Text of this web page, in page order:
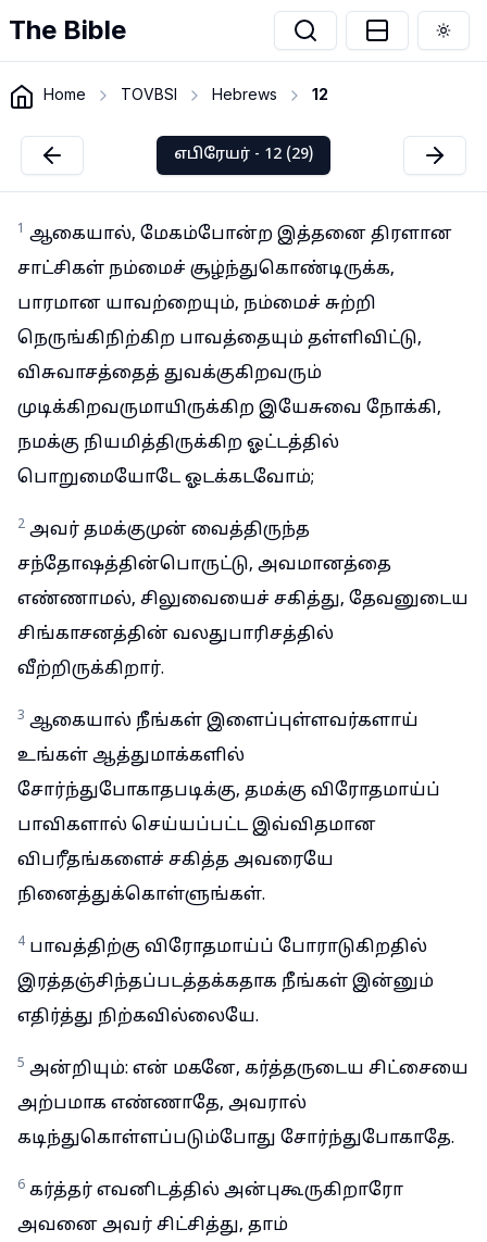
The Bible
Home TOVBSI Hebrews 12
எபிரேயர் - 12 (29)
1 ஆகையால், மேகம்போன்ற இத்தனை திரளான
சாட்சிகள் நம்மைச் சூழ்ந்துகொண்டிருக்க,
பாரமான யாவற்றையும், நம்மைச் சுற்றி
நெருங்கிநிற்கிற பாவத்தையும் தள்ளிவிட்டு,
விசுவாசத்தைத் துவக்குகிறவரும்
முடிக்கிறவருமாயிருக்கிற இயேசுவை நோக்கி,
நமக்கு நியமித்திருக்கிற ஓட்டத்தில்
பொறுமையோடே ஓடக்கடவோம்;
2 அவர் தமக்குமுன் வைத்திருந்த
சந்தோஷத்தின்பொருட்டு, அவமானத்தை
எண்ணாமல், சிலுவையைச் சகித்து, தேவனுடைய
சிங்காசனத்தின் வலதுபாரிசத்தில்
வீற்றிருக்கிறார்.
3 ஆகையால் நீங்கள் இளைப்புள்ளவர்களாய்
உங்கள் ஆத்துமாக்களில்
சோர்ந்துபோகாதபடிக்கு, தமக்கு விரோதமாய்ப்
பாவிகளால் செய்யப்பட்ட இவ்விதமான
விபரீதங்களைச் சகித்த அவரையே
நினைத்துக்கொள்ளுங்கள்.
4 பாவத்திற்கு விரோதமாய்ப் போராடுகிறதில்
இரத்தஞ்சிந்தப்படத்தக்கதாக நீங்கள் இன்னும்
எதிர்த்து நிற்கவில்லையே.
5 அன்றியும்: என் மகனே, கர்த்தருடைய சிட்சையை
அற்பமாக எண்ணாதே, அவரால்
கடிந்துகொள்ளப்படும்போது சோர்ந்துபோகாதே.
6 கர்த்தர் எவனிடத்தில் அன்புகூருகிறாரோ
அவனை அவர் சிட்சித்து, தாம்